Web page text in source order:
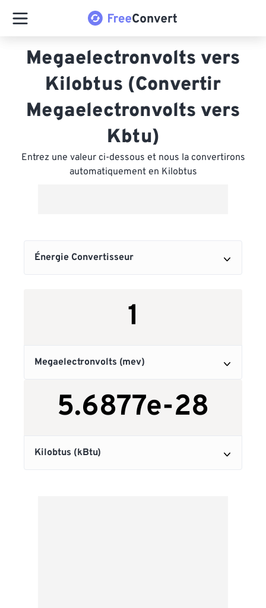
Megaelectronvolts vers
Kilobtus (Convertir
Megaelectronvolts vers
Kbtu)
Entrez une valeur ci-dessous et nous la convertirons
automatiquement en Kilobtus